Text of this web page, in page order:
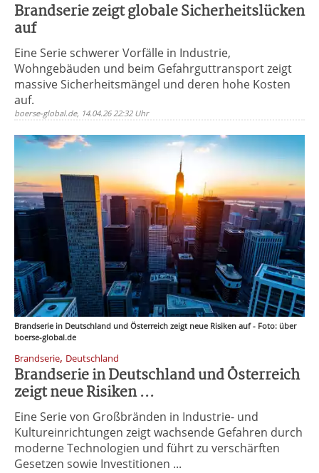
Brandserie zeigt globale Sicherheitslücken
auf
Eine Serie schwerer Vorfälle in Industrie,
Wohngebäuden und beim Gefahrguttransport zeigt
massive Sicherheitsmängel und deren hohe Kosten
auf.
boerse-global.de, 14.04.26 22:32 Uhr
Brandserie in Deutschland und Österreich zeigt neue Risiken auf - Foto: über
boerse-global.de
Brandserie, Deutschland
Brandserie in Deutschland und Österreich
zeigt neue Risiken ...
Eine Serie von Großbränden in Industrie- und
Kultureinrichtungen zeigt wachsende Gefahren durch
moderne Technologien und führt zu verschärften
Gesetzen sowie Investitionen ...